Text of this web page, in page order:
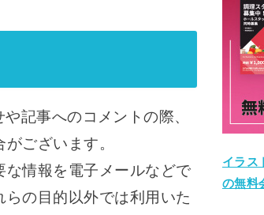
記事へのコメントの際、
ございます。
情報を電子メールなどで
の目的以外では利用いた
イラス
の無料